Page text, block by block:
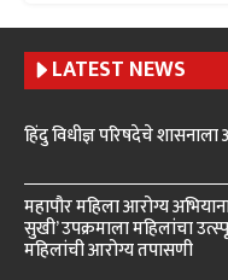
LATEST NEWS
हिंदु विधीज्ञ परिषदेचे
महापौर महिला आरोग्य
सुखी’ उपक्रमाला महिलांचा
महिलांची आरोग्य तपासणी